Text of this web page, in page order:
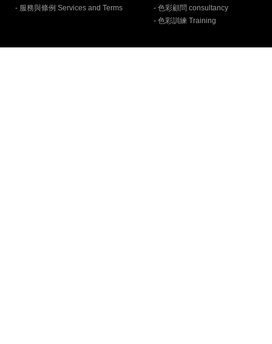
- 服務與條例 Services and Terms
- 色彩顧問 consultancy
- 色彩訓練 Training